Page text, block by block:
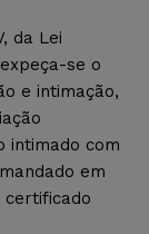
da Lei
se o
e intimação,
intimado com
em
certificado